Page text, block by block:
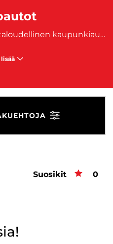
Opel Karl on kompakti ja taloudellinen kaupunkiauto, joka tarjoaa käytännöllisyyttä ja ajomukavuutta pienessä ja ketterässä paketissa. Käytetyt Opel Karl -vaihtoautot ovat erinomainen valinta kuljettajille, jotka etsivät edullista, helposti ajettavaa ja vähäruokaista autoa arjen ajoihin. Karl on suunniteltu erityisesti kaupunkiajoon, ja sen pieni koko tekee siitä täydellisen auton ahtaisiin parkkipaikkoihin ja kaupunkiliikenteeseen. Käytetyt Opel Karl -mallit tunnetaan erityisesti polttoainetaloudellisuudestaan, mikä pitää käyttökustannukset kurissa ja tekee siitä edullisen valinnan niin uusille kuljettajille kuin kokeneemmille autoilijoille. Vaikka Karl on kompakti auto, se tarjoaa modernit varusteet, kuten ajonvakautusjärjestelmän, mukavan ajoasennon, infotainment-järjestelmän sekä turvaominaisuuksia, jotka takaavat turvallisen ja mukavan ajokokemuksen. Opel Karl -vaihtoautojen sisätilat ovat käytännölliset ja mukavat, tarjoten yllättävän paljon tilaa niin kuljettajalle kuin matkustajillekin. Auto on myös suunniteltu helppokäyttöiseksi ja ergonomiseksi, mikä tekee siitä miellyttävän ajettavan niin lyhyillä kuin pidemmilläkin matkoilla. Pienen kokonsa ansiosta Karl tarjoaa ketteryyttä ja helppoa hallittavuutta erityisesti kaupunkiympäristössä, mutta sen mukavuusominaisuudet tekevät siitä myös sopivan auton maantieajoon.
Suosikit 0